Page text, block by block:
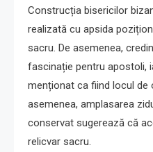
Construcția bisericilor
realizată cu apsida
sacru. De asemenea,
fascinație pentru apostoli,
menționat ca fiind locul de
asemenea, amplasarea
conservat sugerează că
relicvar sacru.